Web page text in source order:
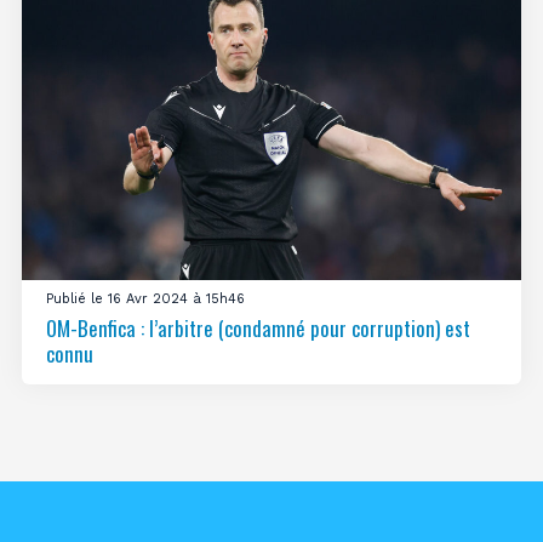
Publié le 16 Avr 2024 à 15h46
OM-Benfica : l’arbitre (condamné pour corruption) est
connu